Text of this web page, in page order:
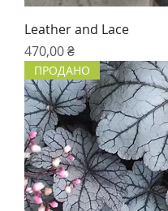
Leather and Lace
Цена
470,00 ₴
ПРОДАНО